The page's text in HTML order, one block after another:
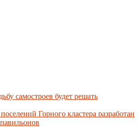
самостроев будет решать
Горного кластера разработан